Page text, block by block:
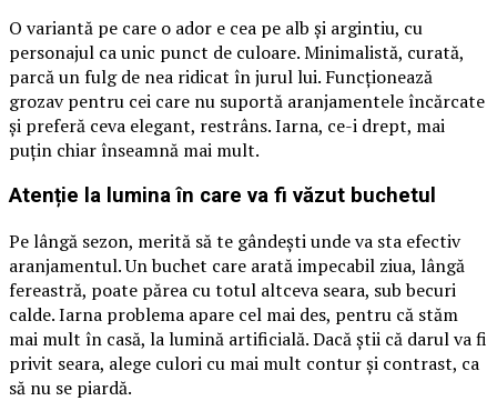
O variantă pe care o ador e cea pe alb și argintiu, cu
personajul ca unic punct de culoare. Minimalistă, curată,
parcă un fulg de nea ridicat în jurul lui. Funcționează
grozav pentru cei care nu suportă aranjamentele încărcate
și preferă ceva elegant, restrâns. Iarna, ce-i drept, mai
puțin chiar înseamnă mai mult.
Atenție la lumina în care va fi văzut buchetul
Pe lângă sezon, merită să te gândești unde va sta efectiv
aranjamentul. Un buchet care arată impecabil ziua, lângă
fereastră, poate părea cu totul altceva seara, sub becuri
calde. Iarna problema apare cel mai des, pentru că stăm
mai mult în casă, la lumină artificială. Dacă știi că darul va fi
privit seara, alege culori cu mai mult contur și contrast, ca
să nu se piardă.